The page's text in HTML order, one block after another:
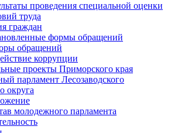
проведения специальной оценки
труда
граждан
формы обращений
обращений
коррупции
проекты Приморского края
парламент Лесозаводского
округа
молодежного парламента